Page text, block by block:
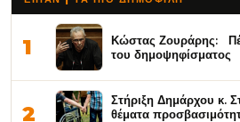
1
Κώστας Ζουράρης:
του δημοψηφίσματος
2
Στήριξη Δημάρχου κ.
θέματα